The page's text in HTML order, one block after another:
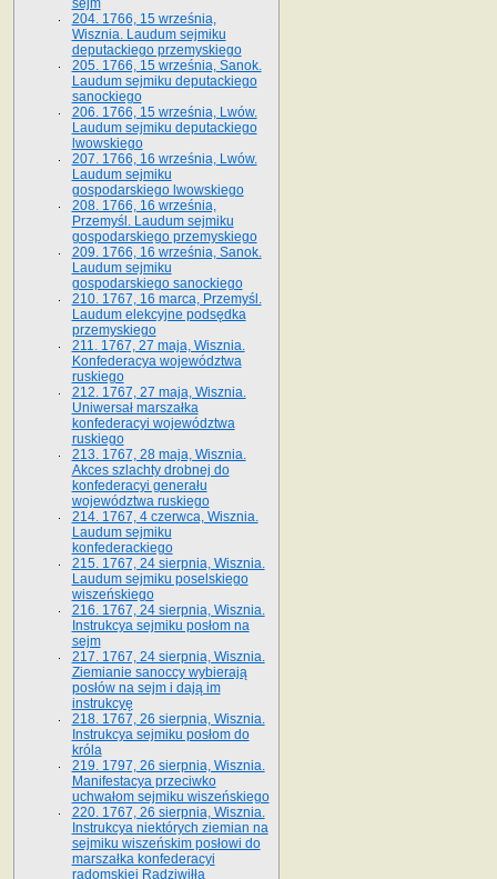
sejm
204. 1766, 15 września,
Wisznia. Laudum sejmiku
deputackiego przemyskiego
205. 1766, 15 września, Sanok.
Laudum sejmiku deputackiego
sanockiego
206. 1766, 15 września, Lwów.
Laudum sejmiku deputackiego
lwowskiego
207. 1766, 16 września, Lwów.
Laudum sejmiku
gospodarskiego lwowskiego
208. 1766, 16 września,
Przemyśl. Laudum sejmiku
gospodarskiego przemyskiego
209. 1766, 16 września, Sanok.
Laudum sejmiku
gospodarskiego sanockiego
210. 1767, 16 marca, Przemyśl.
Laudum elekcyjne podsędka
przemyskiego
211. 1767, 27 maja, Wisznia.
Konfederacya województwa
ruskiego
212. 1767, 27 maja, Wisznia.
Uniwersał marszałka
konfederacyi województwa
ruskiego
213. 1767, 28 maja, Wisznia.
Akces szlachty drobnej do
konfederacyi generału
województwa ruskiego
214. 1767, 4 czerwca, Wisznia.
Laudum sejmiku
konfederackiego
215. 1767, 24 sierpnia, Wisznia.
Laudum sejmiku poselskiego
wiszeńskiego
216. 1767, 24 sierpnia, Wisznia.
Instrukcya sejmiku posłom na
sejm
217. 1767, 24 sierpnia, Wisznia.
Ziemianie sanoccy wybierają
posłów na sejm i dają im
instrukcyę
218. 1767, 26 sierpnia, Wisznia.
Instrukcya sejmiku posłom do
króla
219. 1797, 26 sierpnia, Wisznia.
Manifestacya przeciwko
uchwałom sejmiku wiszeńskiego
220. 1767, 26 sierpnia, Wisznia.
Instrukcya niektórych ziemian na
sejmiku wiszeńskim posłowi do
marszałka konfe­deracyi
radomskiej Radziwiłła